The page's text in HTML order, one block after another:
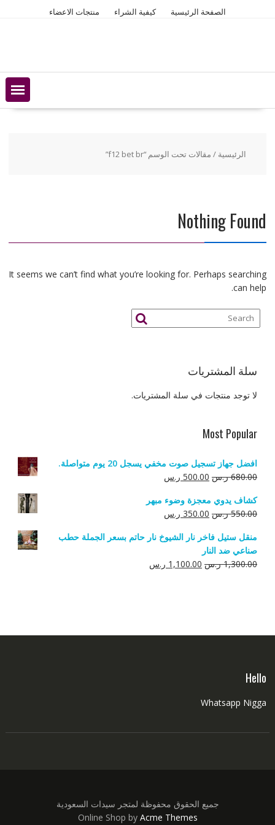
الصفحة الرئيسية كيفية الشراء منتجات الاعضاء
الرئيسية / مقالات تحت الوسم “f12 bet br”
Nothing Found
It seems we can’t find what you’re looking for. Perhaps searching
can help.
سلة المشتريات
لا توجد منتجات في سلة المشتريات.
Most Popular
افضل جهاز تسجيل صوت مخفي يسجل 20 يوم متواصلة.
680.00 ر.س السعر
هو:
680.00 ر.س.
500.00 ر.سالسعر
هو:
500.00 ر.س.
كشاف يدوي معجزة وضوء مبهر
550.00 ر.س السعر
هو:
550.00 ر.س.
350.00 ر.سالسعر
هو:
منقل ستيل فاخر نار الشيوخ نار حاتم بسعر الجملة حطب
صناعي ضد النار
1,300.00 ر.س السعر
1,100.00 ر.سالسعر
Hello
Whatsapp Nigga
جميع الحقوق محفوظة لمتجر سيدات السعودية
Online Shop by Acme Themes